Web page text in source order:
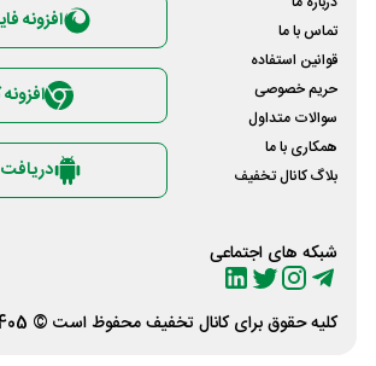
تماس با ما
قوانین استفاده
حریم خصوصی
سوالات متداول
همکاری با ما
بلاگ کانال تخفیف
شبکه های اجتماعی
افزونه
دریافت
کلیه حقوق برای کانال تخفیفمحفوظ است © 1405